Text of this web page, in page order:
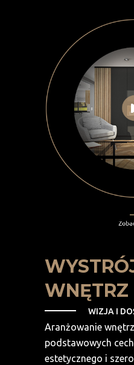
WNĘTRZ
WIZJA I
Aranżowanie
podstawowych
estetycznego i